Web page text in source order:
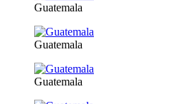
Guatemala
Guatemala
Guatemala